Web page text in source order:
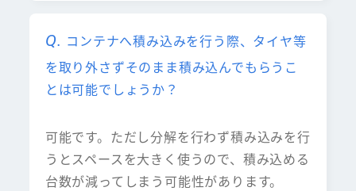
コンテナへ積み込みを行う際、タイヤ等
を取り外さずそのまま積み込んでもらうこ
とは可能でしょうか？
可能です。ただし分解を行わず積み込みを行
うとスペースを大きく使うので、積み込める
台数が減ってしまう可能性があります。